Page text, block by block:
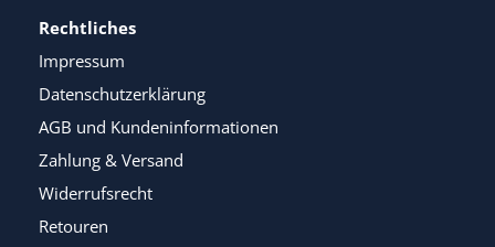
Rechtliches
Impressum
Datenschutzerklärung
AGB und Kundeninformationen
Zahlung & Versand
Widerrufsrecht
Retouren